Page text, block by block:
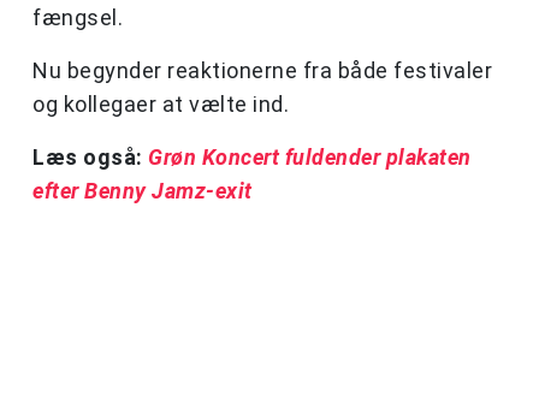
fængsel.
Nu begynder reaktionerne fra både festivaler
og kollegaer at vælte ind.
Læs også: Grøn Koncert fuldender plakaten
efter Benny Jamz-exit